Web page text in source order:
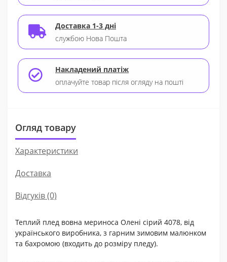
Доставка 1-3 дні
службою Нова Пошта
Накладений платіж
оплачуйте товар після огляду на пошті
Огляд товару
Характеристики
Доставка
Відгуків (0)
Теплий плед вовна мериноса Олені сірий 4078, від
українського виробника, з гарним зимовим малюнком
та бахромою (входить до розміру пледу).